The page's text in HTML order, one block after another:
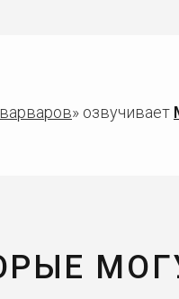
» озвучивает